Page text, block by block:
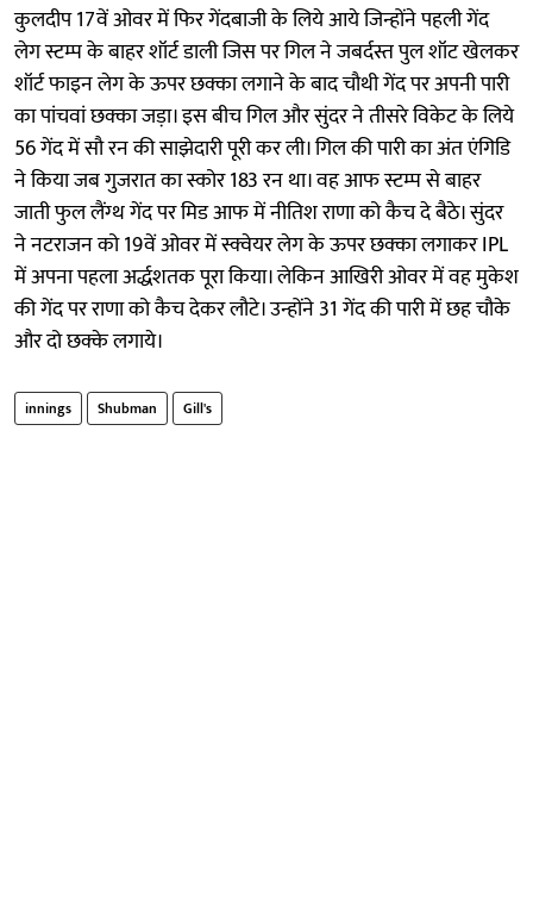
कुलदीप 17वें ओवर में फिर गेंदबाजी के लिये आये जिन्होंने पहली गेंद
लेग स्टम्प के बाहर शॉर्ट डाली जिस पर गिल ने जबर्दस्त पुल शॉट खेलकर
शॉर्ट फाइन लेग के ऊपर छक्का लगाने के बाद चौथी गेंद पर अपनी पारी
का पांचवां छक्का जड़ा। इस बीच गिल और सुंदर ने तीसरे विकेट के लिये
56 गेंद में सौ रन की साझेदारी पूरी कर ली। गिल की पारी का अंत एंगिडि
ने किया जब गुजरात का स्कोर 183 रन था। वह आफ स्टम्प से बाहर
जाती फुल लैंग्थ गेंद पर मिड आफ में नीतिश राणा को कैच दे बैठे। सुंदर
ने नटराजन को 19वें ओवर में स्क्वेयर लेग के ऊपर छक्का लगाकर IPL
में अपना पहला अर्द्धशतक पूरा किया। लेकिन आखिरी ओवर में वह मुकेश
की गेंद पर राणा को कैच देकर लौटे। उन्होंने 31 गेंद की पारी में छह चौके
और दो छक्के लगाये।
innings Shubman Gill's